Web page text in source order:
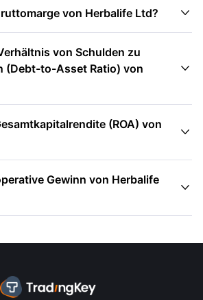
von Herbalife Ltd? 
von Schulden zu
(Debt-to-Asset Ratio) von

(ROA) von

Gewinn von Herbalife
